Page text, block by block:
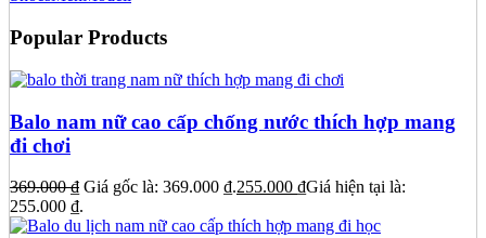
Popular Products
Balo nam nữ cao cấp chống nước thích hợp mang
đi chơi
369.000₫ Giá gốc là: 369.000 ₫.255.000 ₫Giá hiện tại là:
255.000 ₫.